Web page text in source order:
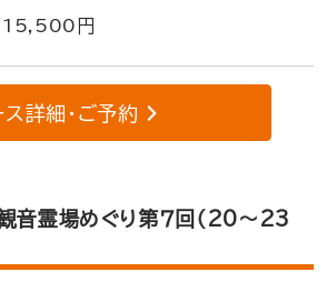
15,500円
ス詳細・ご予約
音霊場めぐり第７回（20～23